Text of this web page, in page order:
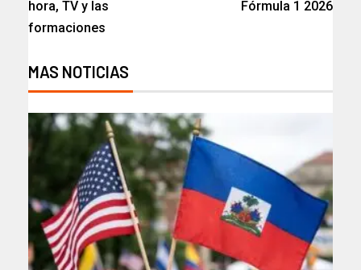
hora, TV y las
formaciones
Fórmula 1 2026
MAS NOTICIAS